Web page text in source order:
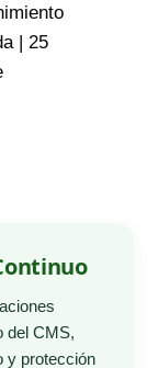
| 25
del CMS,
y protección